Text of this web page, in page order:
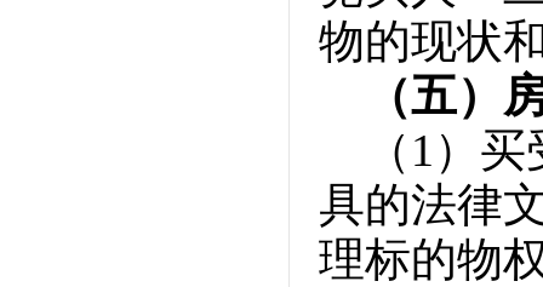
物的现状
（五）
（1）
具的法律
理标的物